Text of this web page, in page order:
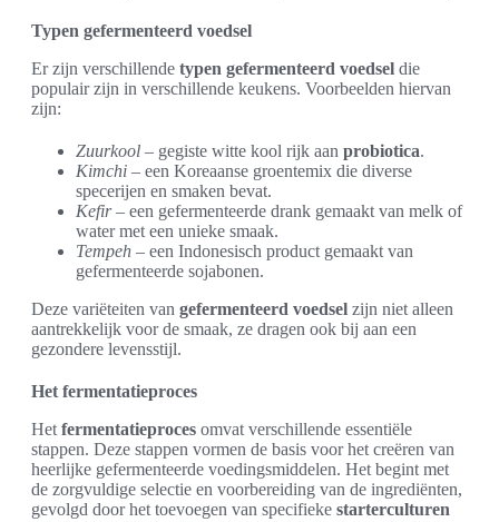
Typen gefermenteerd voedsel
Er zijn verschillende typen gefermenteerd voedsel die
populair zijn in verschillende keukens. Voorbeelden hiervan
zijn:
Zuurkool – gegiste witte kool rijk aan probiotica.
Kimchi – een Koreaanse groentemix die diverse
specerijen en smaken bevat.
Kefir– een gefermenteerde drank gemaakt van melk of
water met een unieke smaak.
Tempeh – een Indonesisch product gemaakt van
gefermenteerde sojabonen.
Deze variëteiten van gefermenteerd voedsel zijn niet alleen
aantrekkelijk voor de smaak, ze dragen ook bij aan een
gezondere levensstijl.
Het fermentatieproces
Het fermentatieproces omvat verschillende essentiële
stappen. Deze stappen vormen de basis voor het creëren van
heerlijke gefermenteerde voedingsmiddelen. Het begint met
de zorgvuldige selectie en voorbereiding van de ingrediënten,
gevolgd door het toevoegen van specifieke starterculturen